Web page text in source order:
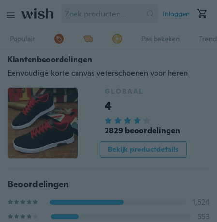
Inloggen
Populair Pas bekeken
Klantenbeoordelingen
Eenvoudige korte canvas veterschoenen voor heren
GLOBAAL
4
2829 beoordelingen
Bekijk productdetails
Beoordelingen
1,524
553